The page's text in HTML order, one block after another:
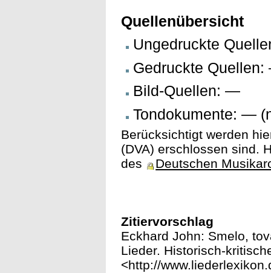
Quellenübersicht
Ungedruckte
Gedruckte
Bild-Quellen: —
Tondokumente: —
Berücksichtigt werden
(DVA) erschlossen sind.
des
Deutschen
Zitiervorschlag
Eckhard John: Smelo,
Lieder. Historisch-
<http://